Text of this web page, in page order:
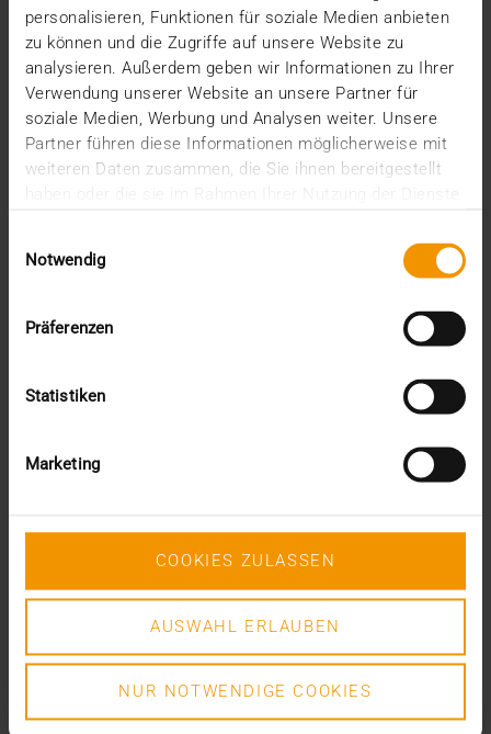
personalisieren, Funktionen für soziale Medien anbieten
zu können und die Zugriffe auf unsere Website zu
analysieren. Außerdem geben wir Informationen zu Ihrer
Verwendung unserer Website an unsere Partner für
soziale Medien, Werbung und Analysen weiter. Unsere
Partner führen diese Informationen möglicherweise mit
weiteren Daten zusammen, die Sie ihnen bereitgestellt
Notwendig
Präferenzen
Statistiken
Marketing
COOKIES ZULASSEN
AUSWAHL ERLAUBEN
NUR NOTWENDIGE COOKIES
Die zunehmende Vernetzung über Sektoren,
Institutionen und Grenzen hinweg ist eines der
bestimmenden…
VISUS HEALTH IT
MEHR ERFAHREN
Mehr Sicherheit durch ISO